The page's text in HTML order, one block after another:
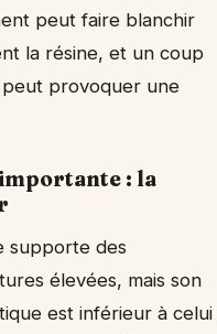
peut faire blanchir
la résine, et un coup
provoquer une
: la
supporte des
élevées, mais son
est inférieur à celui